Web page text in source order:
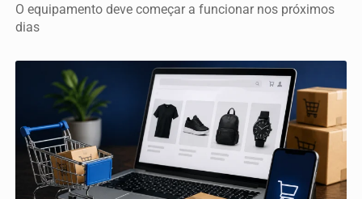
O equipamento deve começar a funcionar nos próximos
dias